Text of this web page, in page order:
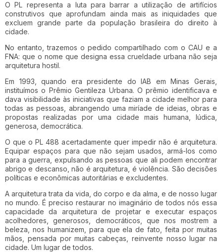
O PL representa a luta para barrar a utilização de artifícios
construtivos que aprofundam ainda mais as iniquidades que
excluem grande parte da população brasileira do direito à
cidade.
No entanto, trazemos o pedido compartilhado com o CAU e a
FNA: que o nome que designa essa crueldade urbana não seja
arquitetura hostil.
Em 1993, quando era presidente do IAB em Minas Gerais,
instituímos o Prêmio Gentileza Urbana. O prêmio identificava e
dava visibilidade às iniciativas que faziam a cidade melhor para
todas as pessoas, abrangendo uma miríade de ideias, obras e
propostas realizadas por uma cidade mais humana, lúdica,
generosa, democrática.
O que o PL 488 acertadamente quer impedir não é arquitetura.
Equipar espaços para que não sejam usados, armá-los como
para a guerra, expulsando as pessoas que ali podem encontrar
abrigo e descanso, não é arquitetura, é violência. São decisões
políticas e econômicas autoritárias e excludentes.
A arquitetura trata da vida, do corpo e da alma, e de nosso lugar
no mundo. É preciso restaurar no imaginário de todos nós essa
capacidade da arquitetura de projetar e executar espaços
acolhedores, generosos, democráticos, que nos mostrem a
beleza, nos humanizem, para que ela de fato, feita por muitas
mãos, pensada por muitas cabeças, reinvente nosso lugar na
cidade. Um lugar de todos.